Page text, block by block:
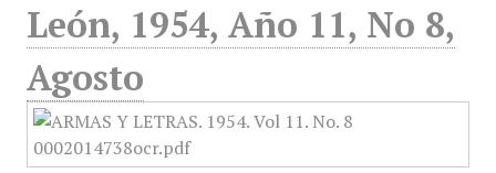
León, 1954, Año 11, No 8,
Agosto